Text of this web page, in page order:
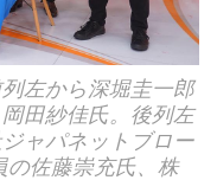
左から深堀圭一郎
田紗佳氏。後列左
ャパネットブロー
の佐藤崇充氏、株